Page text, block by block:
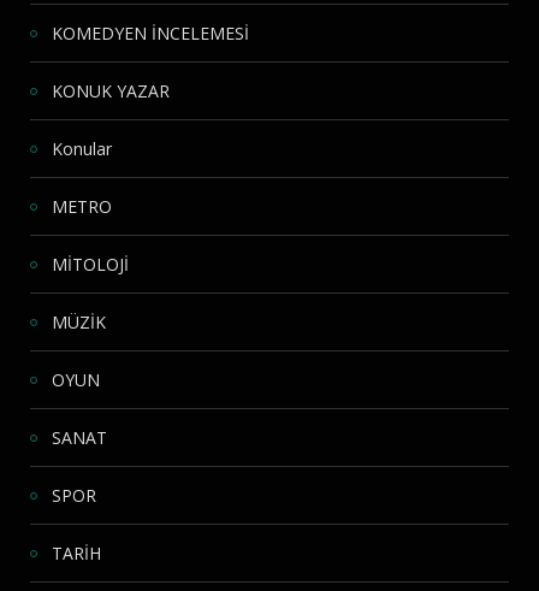
KOMEDYEN İNCELEMESİ
KONUK YAZAR
Konular
METRO
MİTOLOJİ
MÜZİK
OYUN
SANAT
SPOR
TARİH